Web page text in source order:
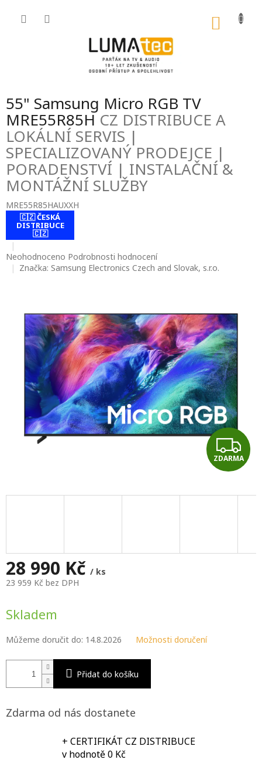
55" Samsung Micro RGB TV
MRE55R85HCZ DISTRIBUCE A
LOKÁLNÍ SERVIS |
SPECIALIZOVANÝ PRODEJCE |
PORADENSTVÍ | INSTALAČNÍ &
MONTÁŽNÍ SLUŽBY
MRE55R85HAUXXH
🇨🇿 ČESKÁ
DISTRIBUCE
🇨🇿
Průměrné
hodnocení
hvězdiček.
Neohodnoceno Podrobnosti hodnocení
Značka: Samsung Electronics Czech and Slovak, s.r.o.
Z
D
A
ZDARMA
28 990 Kč / ks
23 959 Kč bez DPH
cena:
Skladem
Můžeme doručit do: 14.8.2026 Možnosti doručení
Přidat do košíku
Zdarma od nás dostanete
+ CERTIFIKÁT CZ DISTRIBUCE
v hodnotě 0 Kč